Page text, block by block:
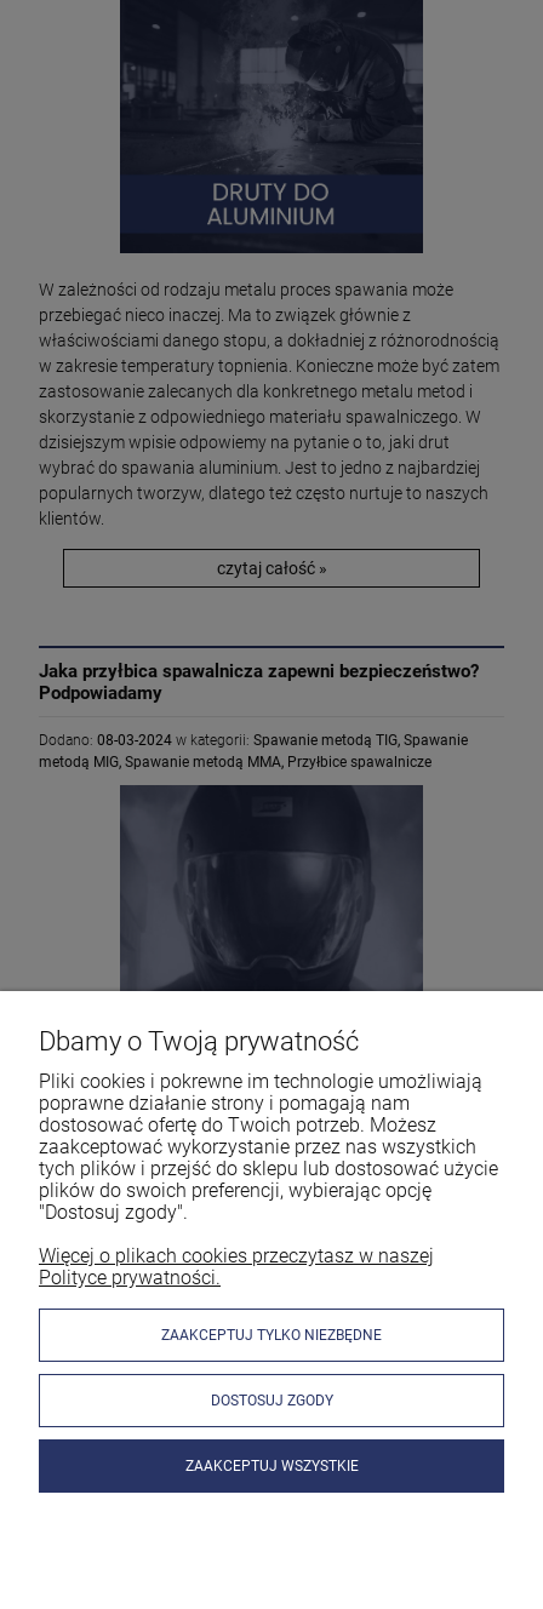
W zależności od rodzaju metalu proces spawania może
przebiegać nieco inaczej. Ma to związek głównie z
właściwościami danego stopu, a dokładniej z różnorodnością
w zakresie temperatury topnienia. Konieczne może być zatem
zastosowanie zalecanych dla konkretnego metalu metod i
skorzystanie z odpowiedniego materiału spawalniczego. W
dzisiejszym wpisie odpowiemy na pytanie o to, jaki drut
wybrać do spawania aluminium. Jest to jedno z najbardziej
popularnych tworzyw, dlatego też często nurtuje to naszych
klientów.
czytaj całość »
Jaka przyłbica spawalnicza zapewni bezpieczeństwo?
Podpowiadamy
Dodano: 08-03-2024 w kategorii: Spawanie metodą TIG, Spawanie
metodą MIG, Spawanie metodą MMA, Przyłbice spawalnicze
Jeśli na co dzień pracujesz jako spawacz to z pewnością
wiesz, że ogromne znaczenie ma bezpieczeństwo. Spawanie
bez odpowiedniej ochrony naraża Cię na utratę zdrowia.
Dlatego każdy doświadczony pracownik powinien
mieć profesjonalną przyłbicę spawalniczą. Nie należy jednak
decydować się na byle jaki model. By spełniał on swoją
funkcję, musi być dobrze do Ciebie dobrany. Znaczenie mają
przyłbica spawalnicza będzie najlepsza? Podpowiadamy w
czytaj całość »
Dbamy o Twoją prywatność
Pliki cookies i pokrewne im technologie umożliwiają
poprawne działanie strony i pomagają nam
dostosować ofertę do Twoich potrzeb. Możesz
zaakceptować wykorzystanie przez nas wszystkich
tych plików i przejść do sklepu lub dostosować użycie
plików do swoich preferencji, wybierając opcję
"Dostosuj zgody".
Więcej o plikach cookies przeczytasz w naszej
Polityce prywatności.
ZAAKCEPTUJ TYLKO NIEZBĘDNE
DOSTOSUJ ZGODY
ZAAKCEPTUJ WSZYSTKIE